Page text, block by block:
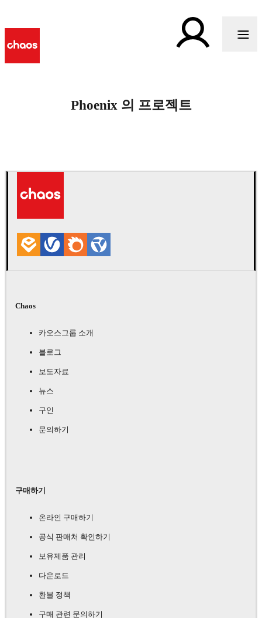
Phoenix 의 프로젝트
Chaos
카오스그룹 소개
블로그
보도자료
뉴스
구인
문의하기
구매하기
온라인 구매하기
공식 판매처 확인하기
보유제품 관리
다운로드
환불 정책
구매 관련 문의하기